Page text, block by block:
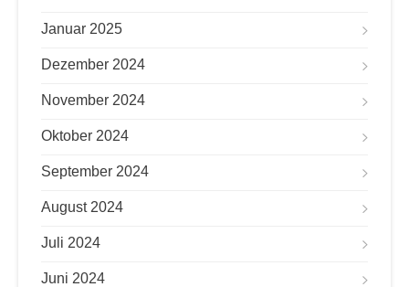
Januar 2025
Dezember 2024
November 2024
Oktober 2024
September 2024
August 2024
Juli 2024
Juni 2024